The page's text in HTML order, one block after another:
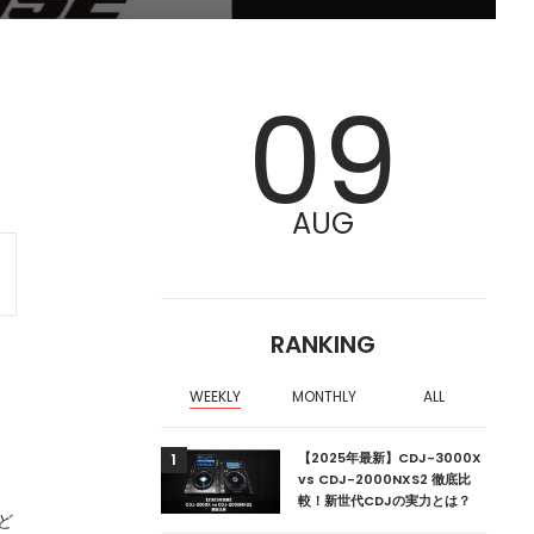
09
AUG
RANKING
WEEKLY MONTHLY ALL
1
【2025年最新】CDJ-3000X
vs CDJ-2000NXS2 徹底比
較！新世代CDJの実力とは？